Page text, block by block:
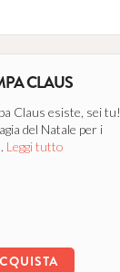
CLAUS
Claus esiste, sei tu!
del Natale per i
Leggi tutto